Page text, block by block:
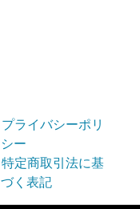
プライバシーポリ
シー
特定商取引法に基
づく表記